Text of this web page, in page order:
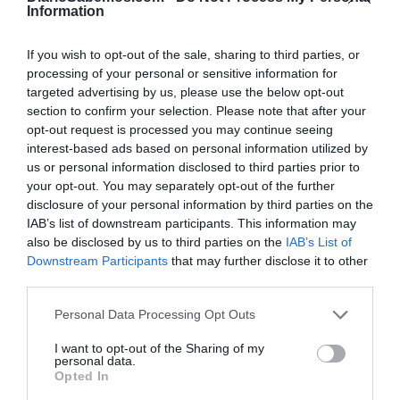
Information
If you wish to opt-out of the sale, sharing to third parties, or
processing of your personal or sensitive information for
targeted advertising by us, please use the below opt-out
section to confirm your selection. Please note that after your
opt-out request is processed you may continue seeing
interest-based ads based on personal information utilized by
us or personal information disclosed to third parties prior to
your opt-out. You may separately opt-out of the further
disclosure of your personal information by third parties on the
IAB’s list of downstream participants. This information may
also be disclosed by us to third parties on the IAB’s List of
Downstream Participants that may further disclose it to other
Personal Data Processing Opt Outs
I want to opt-out of the Sharing of my
personal data.
Opted In
y públicas que destruyen la sociedad del bienestar, el
Con nuevos bríos nació hace seis años sin ataduras ni con
cordón umbilical. Llegamos solos y solas con pasión,
libertad, compromiso, lealtad para con las mujeres y
hombres del mundo desde esta nueva era digital 2.0 y del
papel de la reflexión ilustrada con el único fin de acometer
el reto de convertirnos en referencia del nuevo periodismo,
que aborde con valentía, libertad inquebrantable y sin las
cortapisas a las que nos tienen acostumbradas las
dictaduras públicas y privadas la noble tarea de informar
internacional.
En esta nueva coyuntura del siglo XXI apareció, como ya
decimos al comienzo, un 6 de diciembre del año 2015